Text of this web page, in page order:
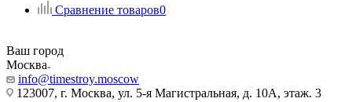
Сравнение товаров0
Ваш город
Москва
info@timestroy.moscow
123007, г. Москва, ул. 5-я Магистральная, д. 10А, этаж. 3